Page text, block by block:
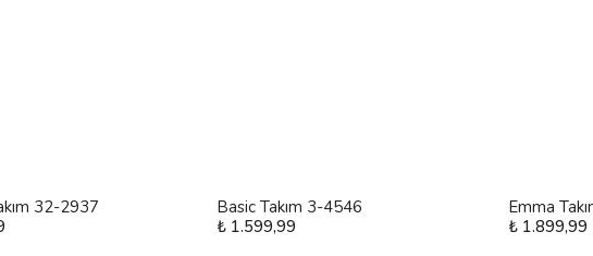
32-2937
Basic Takım 3-4546
₺ 1.599,99
Emma
₺ 1.899,99